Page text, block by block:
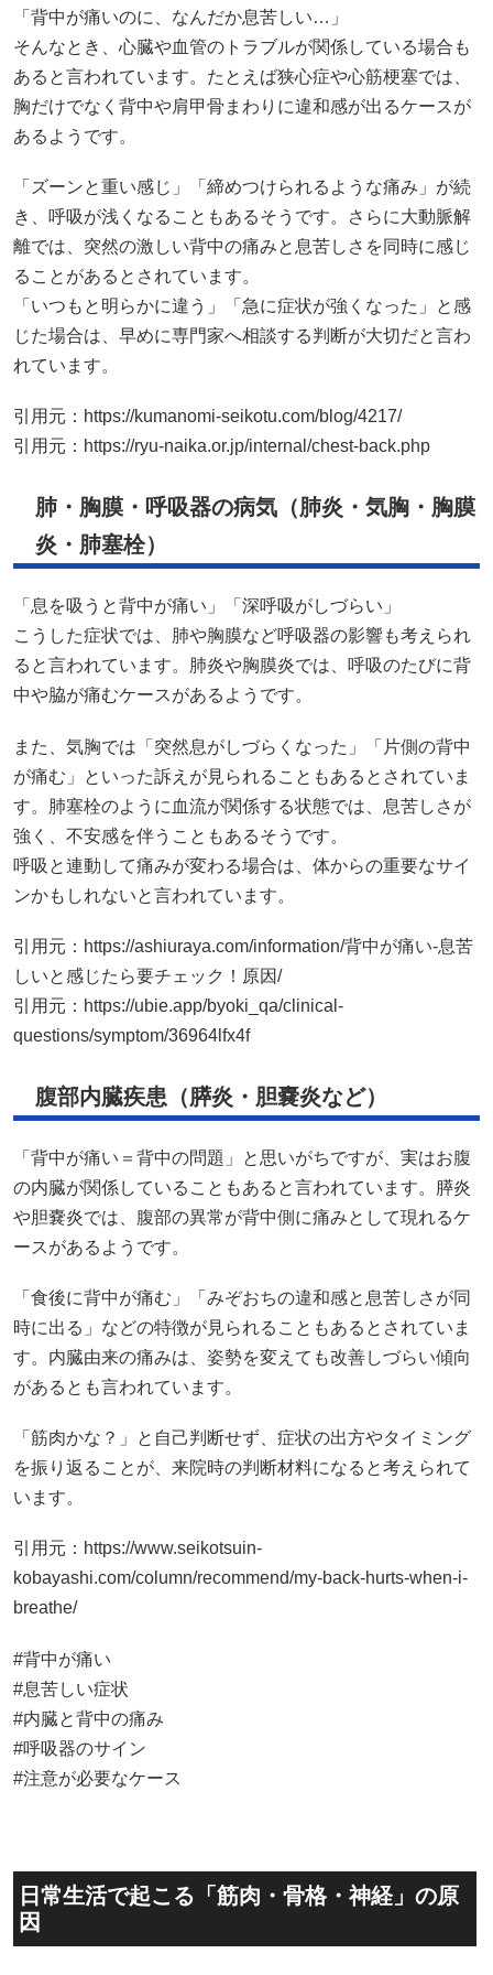
「ズーンと重い感じ」「締めつけられるような痛み」が続
き、呼吸が浅くなることもあるそうです。さらに大動脈解
離では、突然の激しい背中の痛みと息苦しさを同時に感じ
ることがあるとされています。
「いつもと明らかに違う」「急に症状が強くなった」と感
じた場合は、早めに専門家へ相談する判断が大切だと言わ
れています。
引用元： https://kumanomi-seikotu.com/blog/4217/
引用元： https://ryu-naika.or.jp/internal/chest-back.php
肺・胸膜・呼吸器の病気（肺炎・気胸・胸膜
「息を吸うと背中が痛い」「深呼吸がしづらい」
ると言われています。肺炎や胸膜炎では、呼吸のたびに背
中や脇が痛むケースがあるようです。
が痛む」といった訴えが見られることもあるとされていま
す。肺塞栓のように血流が関係する状態では、息苦しさが
強く、不安感を伴うこともあるそうです。
呼吸と連動して痛みが変わる場合は、体からの重要なサイ
ンかもしれないと言われています。
引用元：
https://ashiuraya.com/information/背中が痛い-息苦
しいと感じたら要チェック！原因/
引用元： https://ubie.app/byoki_qa/clinical-
questions/symptom/36964lfx4f
腹部内臓疾患（膵炎・胆嚢炎など）
「背中が痛い＝背中の問題」と思いがちですが、実はお腹
の内臓が関係していることもあると言われています。膵炎
ースがあるようです。
時に出る」などの特徴が見られることもあるとされていま
す。内臓由来の痛みは、姿勢を変えても改善しづらい傾向
があるとも言われています。
を振り返ることが、来院時の判断材料になると考えられて
います。
引用元： https://www.seikotsuin-
breathe/
#背中が痛い
#内臓と背中の痛み
#呼吸器のサイン
日常生活で起こる「筋肉・骨格・神経」の原
因